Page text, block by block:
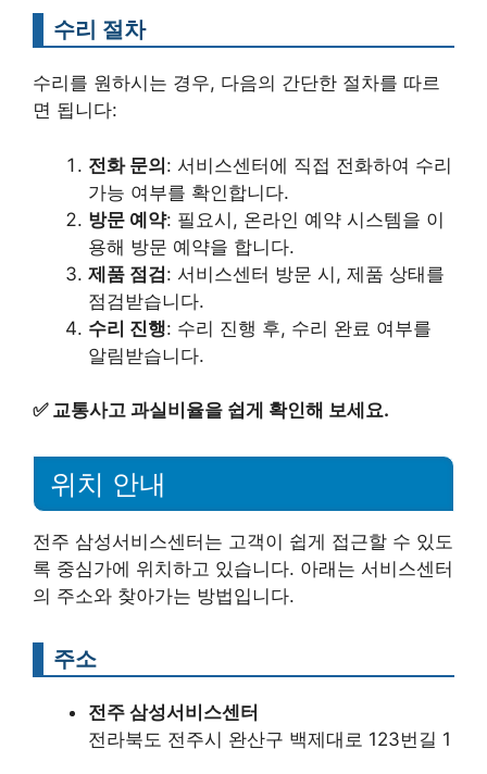
수리 절차
수리를 원하시는 경우, 다음의 간단한 절차를 따르
면 됩니다:
전화 문의: 서비스센터에 직접 전화하여 수리
가능 여부를 확인합니다.
방문 예약: 필요시, 온라인 예약 시스템을 이
용해 방문 예약을 합니다.
제품 점검: 서비스센터 방문 시, 제품 상태를
점검받습니다.
수리 진행: 수리 진행 후, 수리 완료 여부를
알림받습니다.
✅ 교통사고 과실비율을 쉽게 확인해 보세요.
위치 안내
전주 삼성서비스센터는 고객이 쉽게 접근할 수 있도
록 중심가에 위치하고 있습니다. 아래는 서비스센터
의 주소와 찾아가는 방법입니다.
주소
전주 삼성서비스센터
전라북도 전주시 완산구 백제대로 123번길 1